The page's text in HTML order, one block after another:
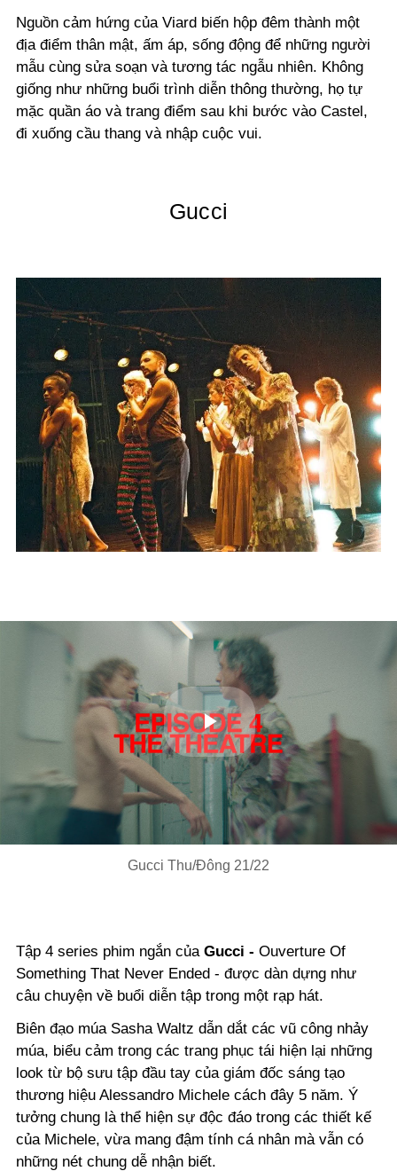
Nguồn cảm hứng của Viard biến hộp đêm thành một
địa điểm thân mật, ấm áp, sống động để những người
mẫu cùng sửa soạn và tương tác ngẫu nhiên. Không
giống như những buổi trình diễn thông thường, họ tự
mặc quần áo và trang điểm sau khi bước vào Castel,
đi xuống cầu thang và nhập cuộc vui.
Gucci
Play
Video
Gucci Thu/Đông 21/22
Tập 4 series phim ngắn của Gucci - Ouverture Of
Something That Never Ended - được dàn dựng như
câu chuyện về buổi diễn tập trong một rạp hát.
Biên đạo múa Sasha Waltz dẫn dắt các vũ công nhảy
múa, biểu cảm trong các trang phục tái hiện lại những
look từ bộ sưu tập đầu tay của giám đốc sáng tạo
thương hiệu Alessandro Michele cách đây 5 năm. Ý
tưởng chung là thể hiện sự độc đáo trong các thiết kế
của Michele, vừa mang đậm tính cá nhân mà vẫn có
những nét chung dễ nhận biết.